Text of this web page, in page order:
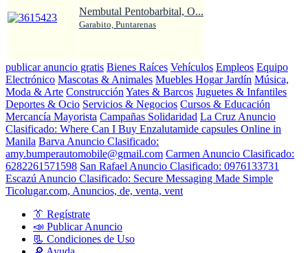
Nembutal Pentobarbital, O...
Garabito, Puntarenas
publicar anuncio gratis Bienes Raíces Vehículos Empleos Equipo
Electrónico Mascotas & Animales Muebles Hogar Jardín Música,
Moda & Arte ConstrucciónYates & Barcos Juguetes & Infantiles
Deportes & Ocio Servicios & Negocios Cursos & Educación
Mercancía Mayorista Campañas Solidaridad La Cruz Anuncio
Clasificado: Where Can I Buy Enzalutamide capsules Online in
Manila Barva Anuncio Clasificado:
amy.bumperautomobile@gmail.com Carmen Anuncio Clasificado:
6282261571598 San Rafael Anuncio Clasificado: 0976133731
Escazú Anuncio Clasificado: Secure Messaging Made Simple
Ticolugar.com, Anuncios, de, venta, vent
👔 Regístrate
📣 Publicar Anuncio
📃 Condiciones de Uso